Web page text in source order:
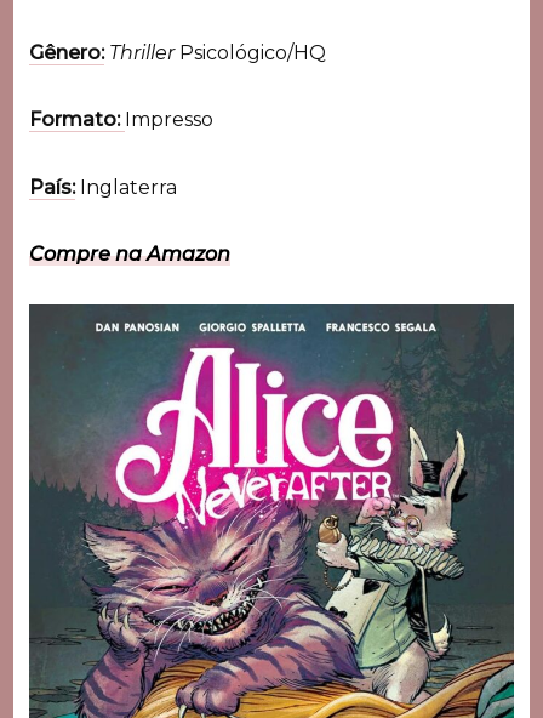
Gênero: Thriller Psicológico/HQ
Formato: Impresso
País:Inglaterra
Compre na Amazon